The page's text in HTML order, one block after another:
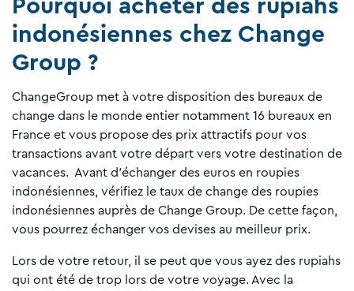
Pourquoi acheter des rupiahs
indonésiennes chez Change
Group ?
ChangeGroup met à votre disposition des bureaux de
change dans le monde entier notamment 16 bureaux en
France et vous propose des prix attractifs pour vos
transactions avant votre départ vers votre destination de
vacances. Avant d'échanger des euros en roupies
indonésiennes, vérifiez le taux de change des roupies
indonésiennes auprès de Change Group. De cette façon,
vous pourrez échanger vos devises au meilleur prix.
Lors de votre retour, il se peut que vous ayez des rupiahs
qui ont été de trop lors de votre voyage. Avec la